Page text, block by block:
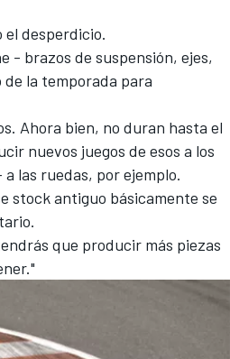
el desperdicio.
- brazos de suspensión, ejes,
la temporada para
Ahora bien, no duran hasta el
nuevos juegos de esos a los
las ruedas, por ejemplo.
stock antiguo básicamente se
que producir más piezas